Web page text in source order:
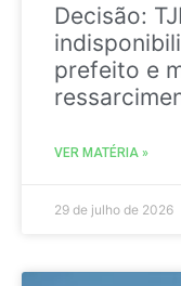
Decisão:
prefeito e
VER MATÉRIA »
29 de julho de 2026